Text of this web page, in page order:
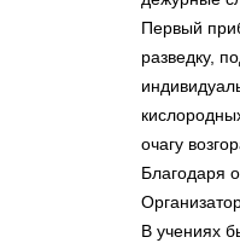
Первый
разведку,
очагу
Благодаря
В учениях